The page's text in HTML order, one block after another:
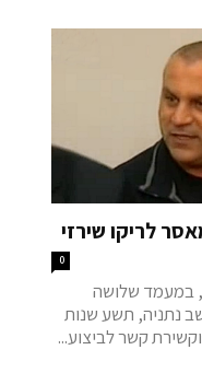
0
במעמד שלושה
נתניה, תשע שנות
קשר לביצוע...